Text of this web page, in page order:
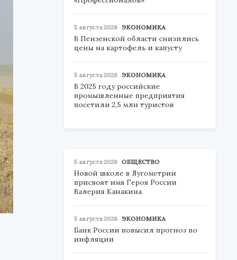
5 августа 2026 ЭКОНОМИКА
В Пензенской области снизились
цены на картофель и капусту
5 августа 2026 ЭКОНОМИКА
В 2025 году российские
промышленные предприятия
посетили 2,5 млн туристов
5 августа 2026 ОБЩЕСТВО
Новой школе в Лугометрии
присвоят имя Героя России
Валерия Канакина
5 августа 2026 ЭКОНОМИКА
Банк России повысил прогноз по
инфляции